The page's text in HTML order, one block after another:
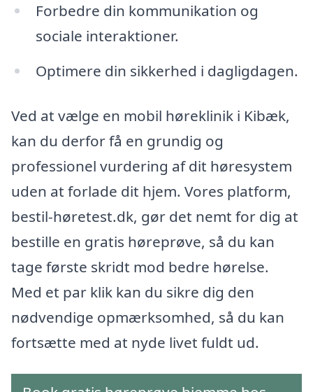
Forbedre din kommunikation og
sociale interaktioner.
Optimere din sikkerhed i dagligdagen.
Ved at vælge en mobil høreklinik i Kibæk,
kan du derfor få en grundig og
professionel vurdering af dit høresystem
uden at forlade dit hjem. Vores platform,
bestil-høretest.dk, gør det nemt for dig at
bestille en gratis høreprøve, så du kan
tage første skridt mod bedre hørelse.
Med et par klik kan du sikre dig den
nødvendige opmærksomhed, så du kan
fortsætte med at nyde livet fuldt ud.